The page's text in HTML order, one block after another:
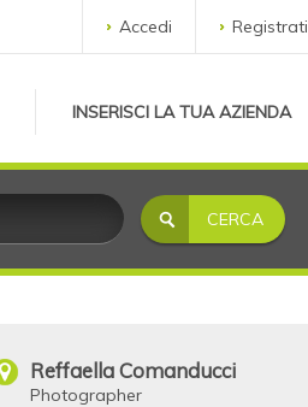
Accedi Registrati
INSERISCI LA TUA AZIENDA
Reffaella Comanducci
Photographer